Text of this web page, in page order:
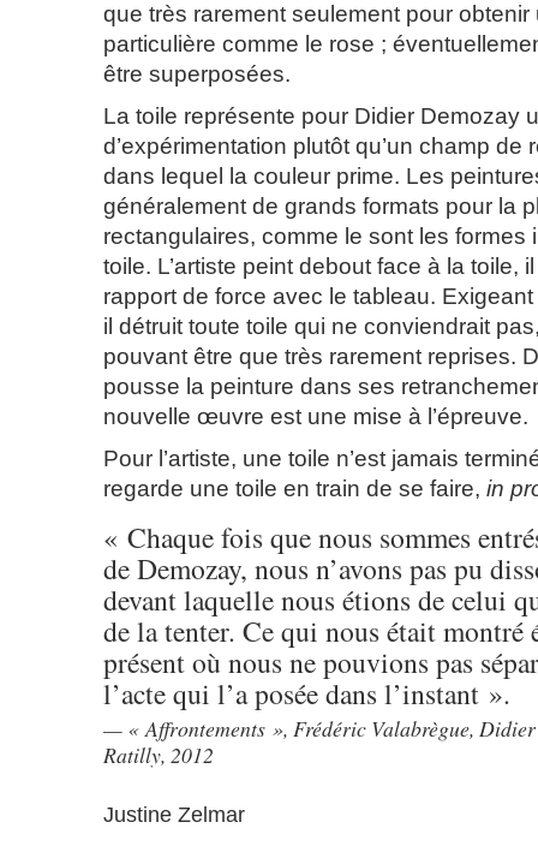
que très rarement seulement pour obtenir
particulière comme le rose ;
être superposées.
La toile représente pour Didier Demozay
d’expérimentation plutôt qu’un champ de
dans lequel la couleur prime. Les
généralement de grands formats pour la
rectangulaires, comme le sont les formes
toile. L’artiste peint debout face à la toile,
rapport de force avec le tableau.
il détruit toute toile qui ne conviendrait
pouvant être que très rarement reprises.
pousse la peinture dans ses
nouvelle œuvre est une mise à l’épreuve.
Pour l’artiste, une toile n’est jamais
regarde une toile en train de se faire, in
« Chaque fois que nous sommes
de Demozay, nous n’avons pas pu
devant laquelle nous étions de celui
de la tenter. Ce qui nous était montré
présent où nous ne pouvions pas
l’acte qui l’a posée dans l’instant ».
« Affrontements », Frédéric Valabrègue,
Ratilly, 2012
Justine Zelmar